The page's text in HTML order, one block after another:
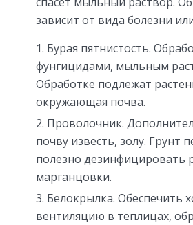
зависит от вида болезни
Бурая пятнистость.
фунгицидами, мыльным
Обработке подлежат
окружающая почва.
Проволочник.
почву известь, золу. Грунт
полезно дезинфицировать
марганцовки.
Белокрылка. Обеспечить
вентиляцию в теплицах,